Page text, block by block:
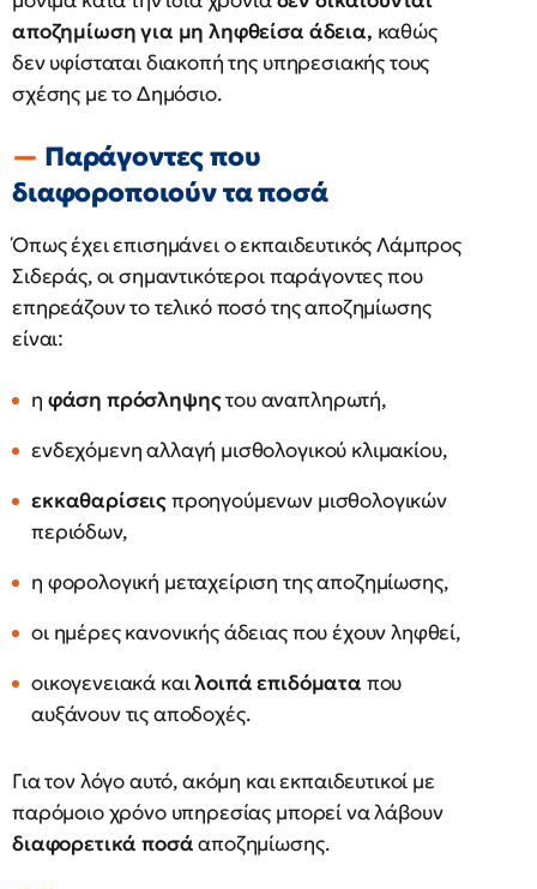
αποζημίωση για μη ληφθείσα άδεια, καθώς
δεν υφίσταται διακοπή της υπηρεσιακής τους
σχέσης με το Δημόσιο.
Παράγοντες που
διαφοροποιούν τα ποσά
Όπως έχει επισημάνει ο εκπαιδευτικός Λάμπρος
Σιδεράς, οι σημαντικότεροι παράγοντες που
επηρεάζουν το τελικό ποσό της αποζημίωσης
είναι:
η φάση πρόσληψηςτου αναπληρωτή,
ενδεχόμενη αλλαγή μισθολογικού κλιμακίου,
εκκαθαρίσειςπροηγούμενων μισθολογικών
περιόδων,
η φορολογική μεταχείριση της αποζημίωσης,
οι ημέρες κανονικής άδειας που έχουν ληφθεί,
οικογενειακά καιλοιπά επιδόματα που
αυξάνουν τις αποδοχές.
Για τον λόγο αυτό, ακόμη και εκπαιδευτικοί με
παρόμοιο χρόνο υπηρεσίας μπορεί να λάβουν
διαφορετικά ποσάαποζημίωσης.